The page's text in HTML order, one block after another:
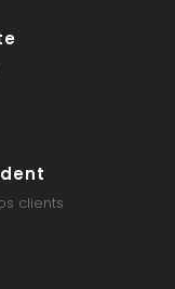
clients